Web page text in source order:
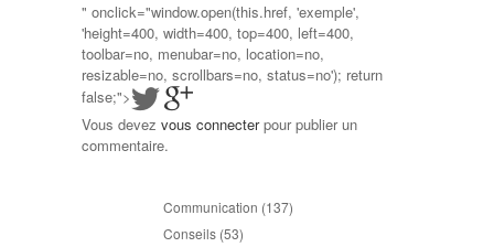
" onclick="window.open(this.href, 'exemple',
'height=400, width=400, top=400, left=400,
toolbar=no, menubar=no, location=no,
resizable=no, scrollbars=no, status=no'); return
false;">
Vous devez vous connecterpour publier un
commentaire.
Communication (137)
Conseils (53)